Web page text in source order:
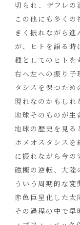
切られ、デフレの
この他にも多く
きく振れながら
が、ヒトを語る時
種としてのヒトを
右へ左への振り子
タシスを保つため
現れなのかもしれ
地球そのものが生
地球の歴史を見る
ホメオスタシスを
に振れながら今
磁極の逆転、大
ういう周期的な
赤色巨星化した太
その過程の中で